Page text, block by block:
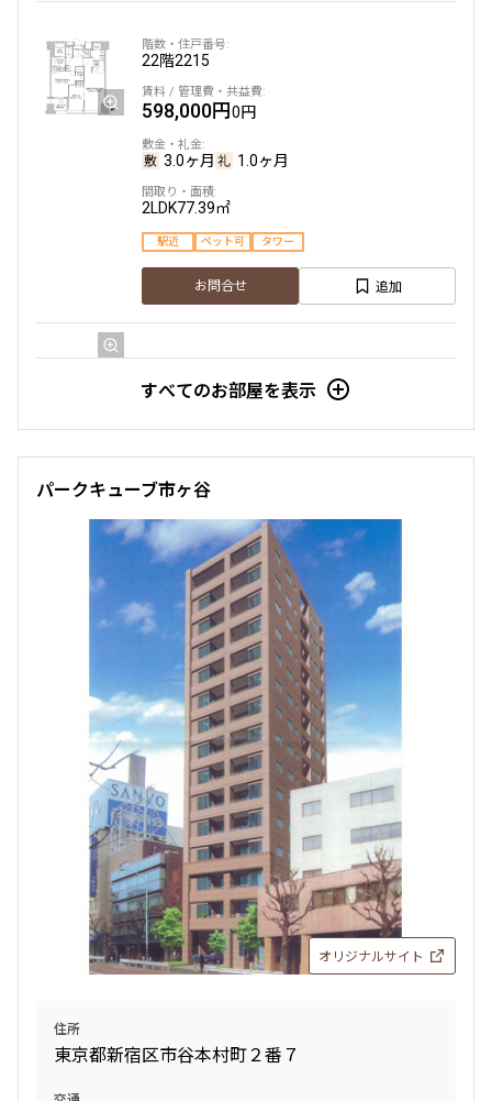
22階2215
598,000円0円
3.0ヶ月 1.0ヶ月
2LDK77.39㎡
駅近 ペット可 タワー
お問合せ 追加
23階2314
1,190,000円0円
3.0ヶ月
3LDK 128.20㎡
駅近 ペット可 タワー
お問合せ 追加
31階3101
1,490,000円0円
3.0ヶ月 無
3LDK169.50㎡
駅近 ペット可 タワー
お問合せ 追加
すべてのお部屋を表示
パークキューブ市ヶ谷
オリジナルサイト
住所
東京都新宿区市谷本村町２番７